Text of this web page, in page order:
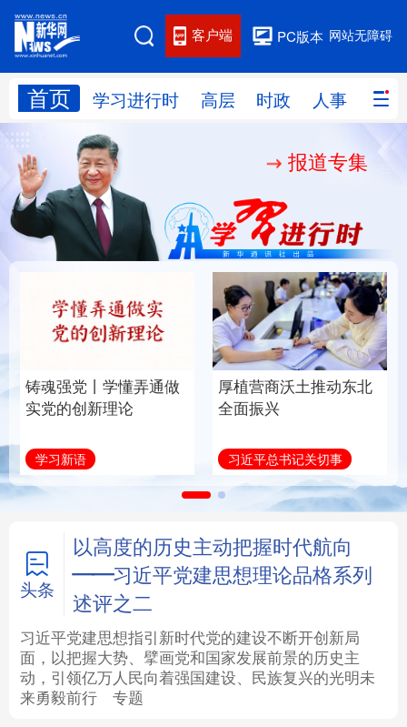
网站无障碍
PC版本
客户端
首页 学习进行时 高层 时政 人事 国际
网站地图
学习进行时 人事
国际 财经 网评
思客智库 全球连线 教育
科技 科创 量子 体育
健康 军事
访谈 视频 图片 政务
信息化 数字经济
学术中国 乡村振兴 银龄 溯源中国
城市 旅游 能源 会展
彩票 娱乐 时尚 悦读
公益 一带一路 亚太网 上市公司
报道专集
铸魂强党丨学懂弄通做
实党的创新理论
学习新语
厚植营商沃土推动东北
全面振兴
习近平总书记关切事
头条
以高度的历史主动把握时代航向
——习近平党建思想理论品格系列
述评之二
习近平党建思想指引新时代党的建设不断开创新局
面，以把握大势、擘画党和国家发展前景的历史主
动，引领亿万人民向着强国建设、民族复兴的光明未
来勇毅前行
专题